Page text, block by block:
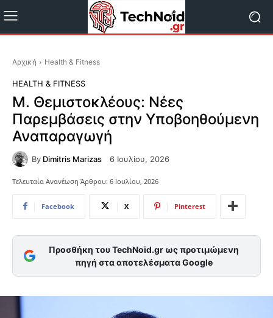
Αρχική Health & Fitness
HEALTH & FITNESS
Μ. Θεμιστοκλέους: Νέες
Παρεμβάσεις στην Υποβοηθούμενη
Αναπαραγωγή
By Dimitris Marizas 6 Ιουλίου, 2026
Τελευταία Ανανέωση Άρθρου: 6 Ιουλίου, 2026
Facebook X Pinterest
Προσθήκη του TechNoid.gr ως προτιμώμενη
πηγή στα αποτελέσματα Google